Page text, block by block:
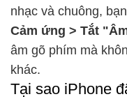
nhạc và chuông,
Cảm ứng > Tắt
âm gõ phím mà
khác.
Tại sao iPhone